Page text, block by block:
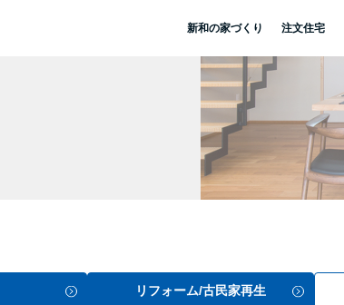
新和の家づくり 注文住宅
リフォーム/古民家再生